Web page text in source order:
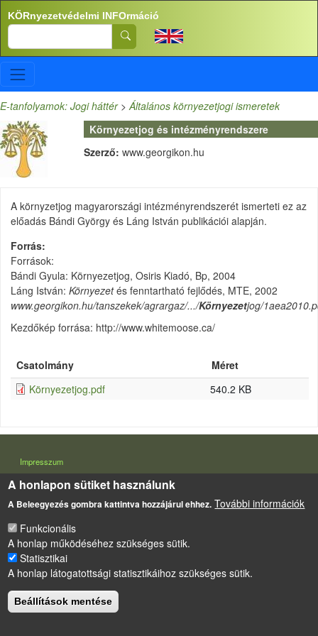
Ugrás a tartalomra
KÖRnyezetvédelmi INFOrmáció
Search
E-tanfolyamok: Jogi háttér>Általános környezetjogi ismeretek
Környezetjog és intézményrendszere
Szerző: www.georgikon.hu
A környzetjog magyarországi intézményrendszerét ismerteti ez az
előadás Bándi György és Láng István publikációi alapján.
Forrás
Források:
Bándi Gyula: Környezetjog, Osiris Kiadó, Bp, 2004
Láng István: Környezetés fenntartható fejlődés, MTE, 2002
www.georgikon.hu/tanszekek/agrargaz/.../Környezetjog/
Kezdőkép forrása: http://www.whitemoose.ca/
Csatolmány
Méret
Környezetjog.pdf
540.2 KB
LÁBLÉC
Impresszum
Sütikezelési szabályzat
Drupalalapú webhely
A honlapon sütiket használunk
A Beleegyezés gombra kattintva hozzájárul ehhez. További információk
Funkcionális
A honlap működéséhez szükséges sütik.
Statisztikai
A honlap látogatottsági statisztikáihoz szükséges sütik.
Beállítások mentése